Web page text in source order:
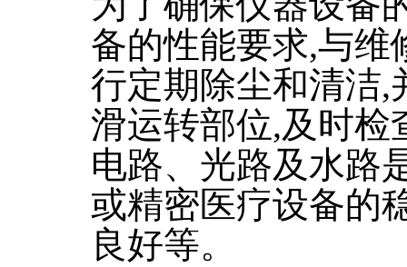
备的性能要求,与维
行定期除尘和清洁,
滑运转部位,及时检
电路、光路及水路
或精密医疗设备的
良好等。